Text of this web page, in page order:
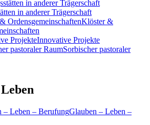
in anderer Trägerschaft
Klöster &
Innovative Projekte
Sorbischer pastoraler
Glauben – Leben –